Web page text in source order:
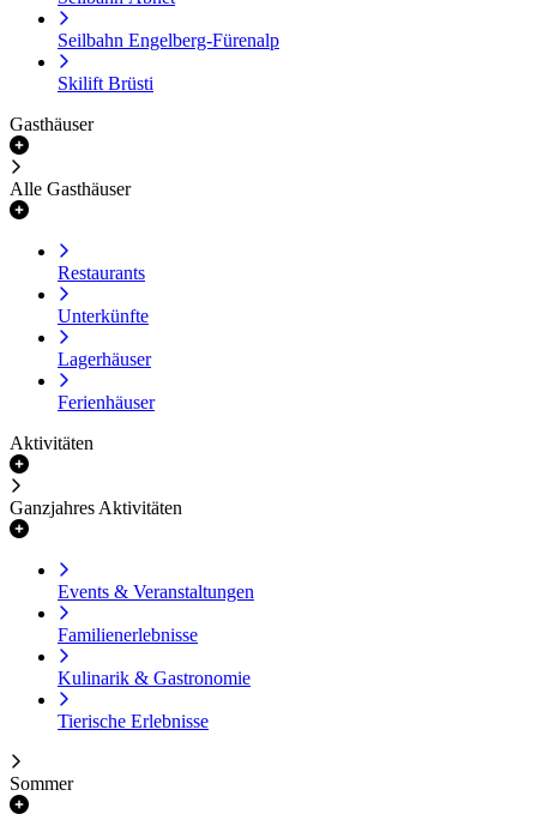
Seilbahn Engelberg-Fürenalp
Skilift Brüsti
Gasthäuser
Alle Gasthäuser
Restaurants
Unterkünfte
Lagerhäuser
Ferienhäuser
Aktivitäten
Ganzjahres Aktivitäten
Events & Veranstaltungen
Familienerlebnisse
Kulinarik & Gastronomie
Tierische Erlebnisse
Sommer